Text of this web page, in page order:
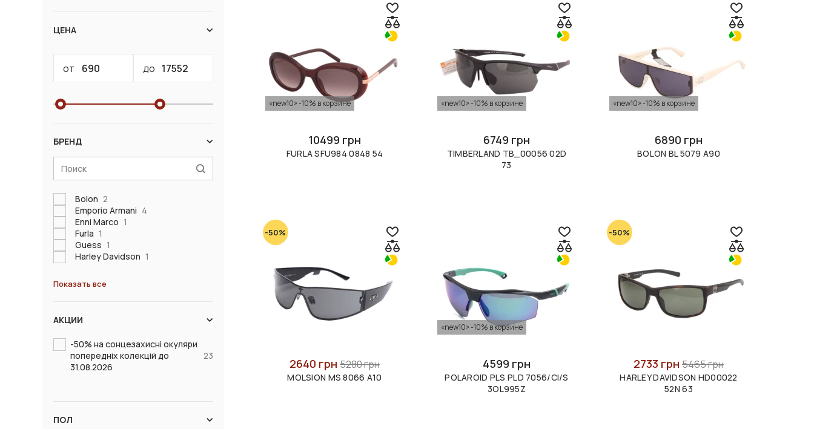
ЦЕНА
от до
БРЕНД
Bolon 2
Emporio Armani 4
Enni Marco 1
Furla 1
Guess 1
Harley Davidson 1
Показать все
АКЦИИ
-50% на сонцезахисні окуляри
попередніх колекцій до
31.08.2026
23
ПОЛ
«new10» -10% в корзине
10499 грн
FURLA SFU984 0848 54
«new10» -10% в корзине
6749 грн
TIMBERLAND TB_00056 02D
73
«new10» -10% в корзине
6890 грн
BOLON BL 5079 A90
-50%
2640 грн 5280 грн
MOLSION MS 8066 A10
«new10» -10% в корзине
4599 грн
POLAROID PLS PLD 7056/CI/S
3OL995Z
-50%
2733 грн 5465 грн
HARLEY DAVIDSON HD00022
52N 63